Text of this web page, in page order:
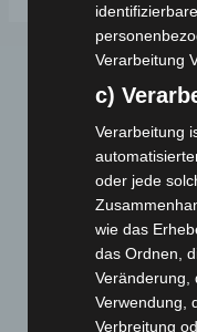
Verarbeitung
c)
Verarbeitung
oder jede
wie das
das Ordnen,
Veränderung,
Verwendung,
Verbreitung